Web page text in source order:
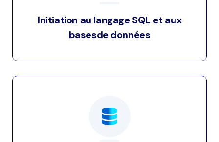
Initiation au langage SQL et aux
basesde données